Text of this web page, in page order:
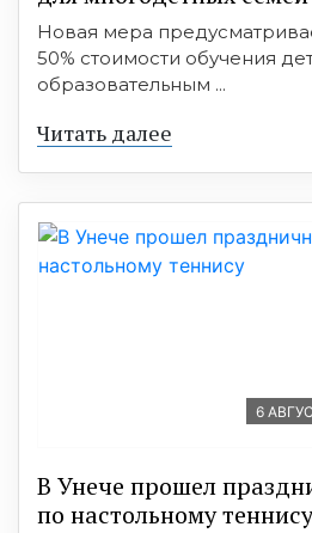
Новая мера
50% стоимости обучения
образовательным ...
Читать далее
6
В Унече прошел
по настольному теннису